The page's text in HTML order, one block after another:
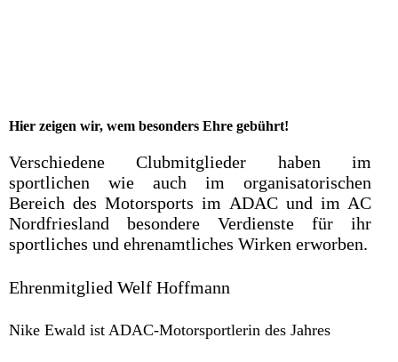
Hier zeigen wir, wem besonders Ehre gebührt!
Verschiedene Clubmitglieder haben im
sportlichen wie auch im organisatorischen
Bereich des Motorsports im ADAC und im AC
Nordfriesland besondere Verdienste für ihr
sportliches und ehrenamtliches Wirken erworben.
Ehrenmitglied Welf Hoffmann
Nike Ewald ist ADAC-Motorsportlerin des Jahres